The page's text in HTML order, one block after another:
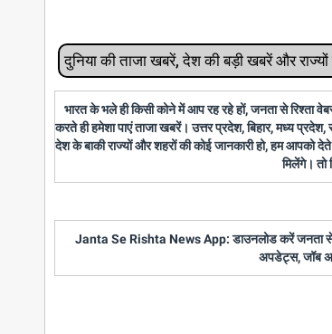
दुनिया की ताजा खबरें, देश की बड़ी खबरें और
भारत के भले ही किसी कोने में आप रह रहे हों, जनता से रिश्ता
करते ही हमेशा पाएं ताजा खबरें। उत्तर प्रदेश, बिहार, मध्य
देश के बाकी राज्यों और शहरों की कोई जानकारी हो, हम आपको
मिलेंगे। तो
Janta Se Rishta News App: डाउनलोड करें जनता से
अपडेट्स, जॉब